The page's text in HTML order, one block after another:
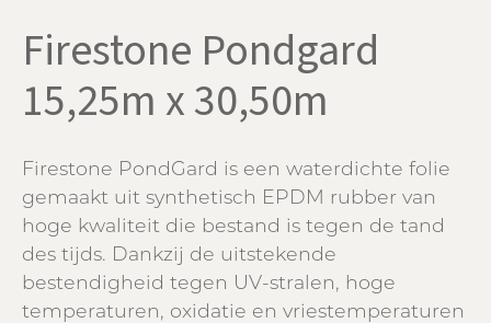
Firestone Pondgard
15,25m x 30,50m
Firestone PondGard is een waterdichte folie
gemaakt uit synthetisch EPDM rubber van
hoge kwaliteit die bestand is tegen de tand
des tijds. Dankzij de uitstekende
bestendigheid tegen UV-stralen, hoge
temperaturen, oxidatie en vriestemperaturen